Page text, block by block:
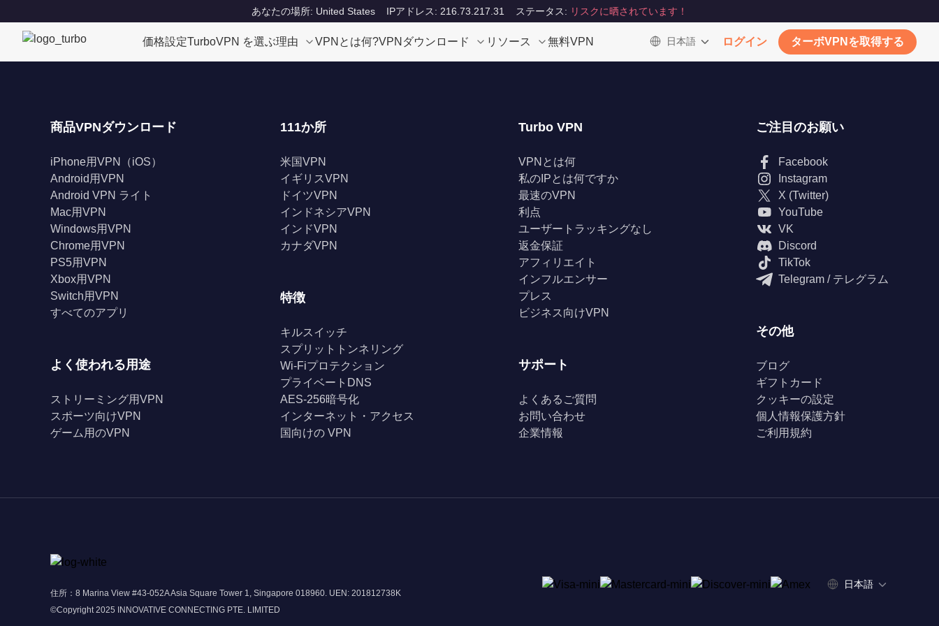
あなたの場所: United States IPアドレス: 216.73.217.31 ステータス: リスクに晒されています！
価格設定TurboVPN を選ぶ理由 VPNとは何?VPNダウンロード リソース 無料VPN 日本語 ログイン ターボVPNを取得する
商品VPNダウンロード
iPhone用VPN（iOS）
Android用VPN
Android VPN ライト
Mac用VPN
Windows用VPN
Chrome用VPN
PS5用VPN
Xbox用VPN
Switch用VPN
すべてのアプリ
よく使われる用途
ストリーミング用VPN
スポーツ向けVPN
ゲーム用のVPN
111か所
米国VPN
イギリスVPN
ドイツVPN
インドネシアVPN
インドVPN
カナダVPN
特徴
キルスイッチ
スプリットトンネリング
Wi-Fiプロテクション
プライベートDNS
AES-256暗号化
インターネット・アクセス
国向けの VPN
Turbo VPN
VPNとは何
私のIPとは何ですか
最速のVPN
利点
ユーザートラッキングなし
返金保証
アフィリエイト
インフルエンサー
プレス
ビジネス向けVPN
サポート
よくあるご質問
お問い合わせ
企業情報
ご注目のお願い
Facebook
Instagram
X (Twitter)
YouTube
VK
Discord
TikTok
Telegram / テレグラム
その他
ブログ
ギフトカード
クッキーの設定
個人情報保護方針
ご利用規約
住所：8 Marina View #43-052A Asia Square Tower 1, Singapore 018960. UEN: 201812738K
©Copyright 2025 INNOVATIVE CONNECTING PTE. LIMITED
日本語